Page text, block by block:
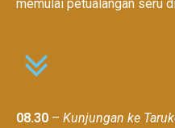
memulai petualangan seru
08.30 – Kunjungan ke